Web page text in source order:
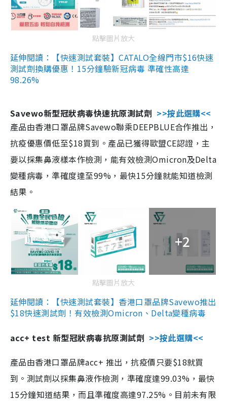
點擊圖片放大
延伸閱讀：【快速測試套裝】CATALO全線門市$16快速
測試劑換購優惠！15分鐘驗新冠病毒 準確性高達
98.26%
Savewo新型冠狀病毒快速抗原測試劑 >>按此選購<<
產品由香港口罩品牌Savewo聯乘DEEPBLUE合作推出，
抗疫優惠價低至$18買到。產品已獲得歐盟CE認證，主
要以採集鼻液樣本作檢測，能有效檢測Omicron及Delta
變種病毒，準確度達至99%，最快15分鐘就能知道檢測
結果。
+2
點擊圖片放大
延伸閱讀：【快速測試套裝】香港口罩品牌Savewo推出
$18快速測試劑！有效檢測Omicron、Delta變種病毒
acc+ test 新型冠狀病毒抗原測試劑 >>按此選購<<
產品由香港口罩品牌acc+ 推出，抗疫價只要$18就買
到。測試劑以採集鼻液作檢測，準確度達99.03%，最快
15分鐘知道結果，而且準確度高達97.25%。目前未有限